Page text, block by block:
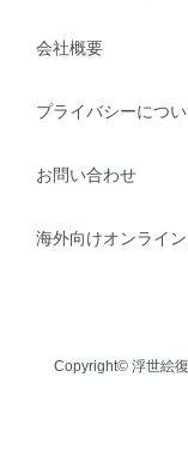
会社概要
プライバシーについ
お問い合わせ
海外向けオンライ
Copyright© 浮世絵